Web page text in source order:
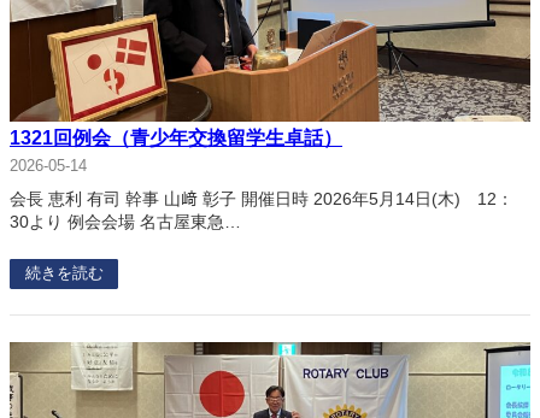
1321回例会（青少年交換留学生卓話）
2026-05-14
会長 恵利 有司 幹事 山﨑 彰子 開催日時 2026年5月14日(木) 12：
30より 例会会場 名古屋東急…
続きを読む